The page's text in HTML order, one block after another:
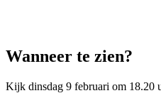
Wanneer te zien?
Kijk dinsdag 9 februari om 18.20